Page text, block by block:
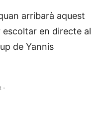
arribarà aquest
escoltar en directe al
de Yannis
-